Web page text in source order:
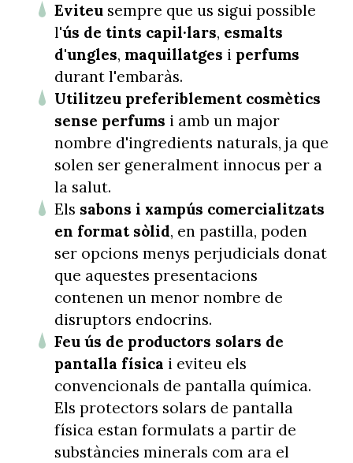
Eviteusempre que us sigui possible
l'ús de tints capil·lars, esmalts
d'ungles, maquillatges i perfums
durant l'embaràs.
Utilitzeu preferiblement cosmètics
sense perfums i amb un major
nombre d'ingredients naturals, ja que
solen ser generalment innocus per a
la salut.
Els sabons i xampús comercialitzats
en format sòlid, en pastilla, poden
ser opcions menys perjudicials donat
que aquestes presentacions
contenen un menor nombre de
disruptors endocrins.
Feu ús de productors solars de
pantalla física i eviteu els
convencionals de pantalla química.
Els protectors solars de pantalla
física estan formulats a partir de
substàncies minerals com ara el